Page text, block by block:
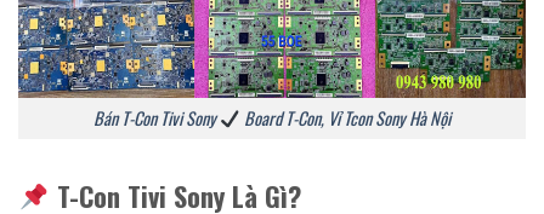
Bán T-Con Tivi Sony Board T-Con, Vỉ Tcon Sony Hà Nội
T-Con Tivi Sony Là Gì?